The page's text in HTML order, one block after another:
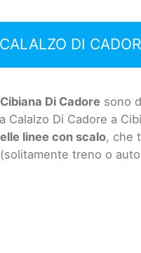
DI
Di Cadoresono
Di Cadore a
linee con scalo, che
treno o